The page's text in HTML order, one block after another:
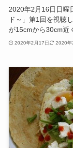
2020年2月16日日曜
ド～」第1回を視聴
が15cmから30cm近
2020年2月17日 2020年